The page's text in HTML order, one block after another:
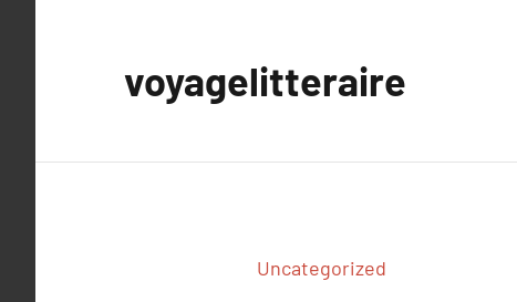
voyagelitteraire
Uncategorized